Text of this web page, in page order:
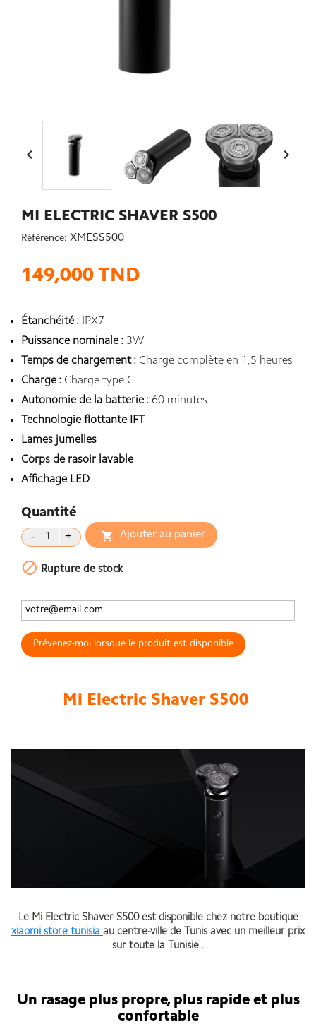
 
MI ELECTRIC SHAVER S500
Référence: XMESS500
149,000 TND
Étanchéité : IPX7
Puissance nominale : 3W
Temps de chargement : Charge complète en 1,5 heures
Charge : Charge type C
Autonomie de la batterie : 60 minutes
Technologie flottante IFT
Lames jumelles
Corps de rasoir lavable
Affichage LED
Quantité
 Ajouter au panier
 Rupture de stock
Prévenez-moi lorsque le produit est disponible
Mi Electric Shaver S500
Le Mi Electric Shaver S500 est disponible chez notre boutique
xiaomi store tunisia au centre-ville de Tunis avec un meilleur prix
sur toute la Tunisie .
Un rasage plus propre, plus rapide et plus
confortable